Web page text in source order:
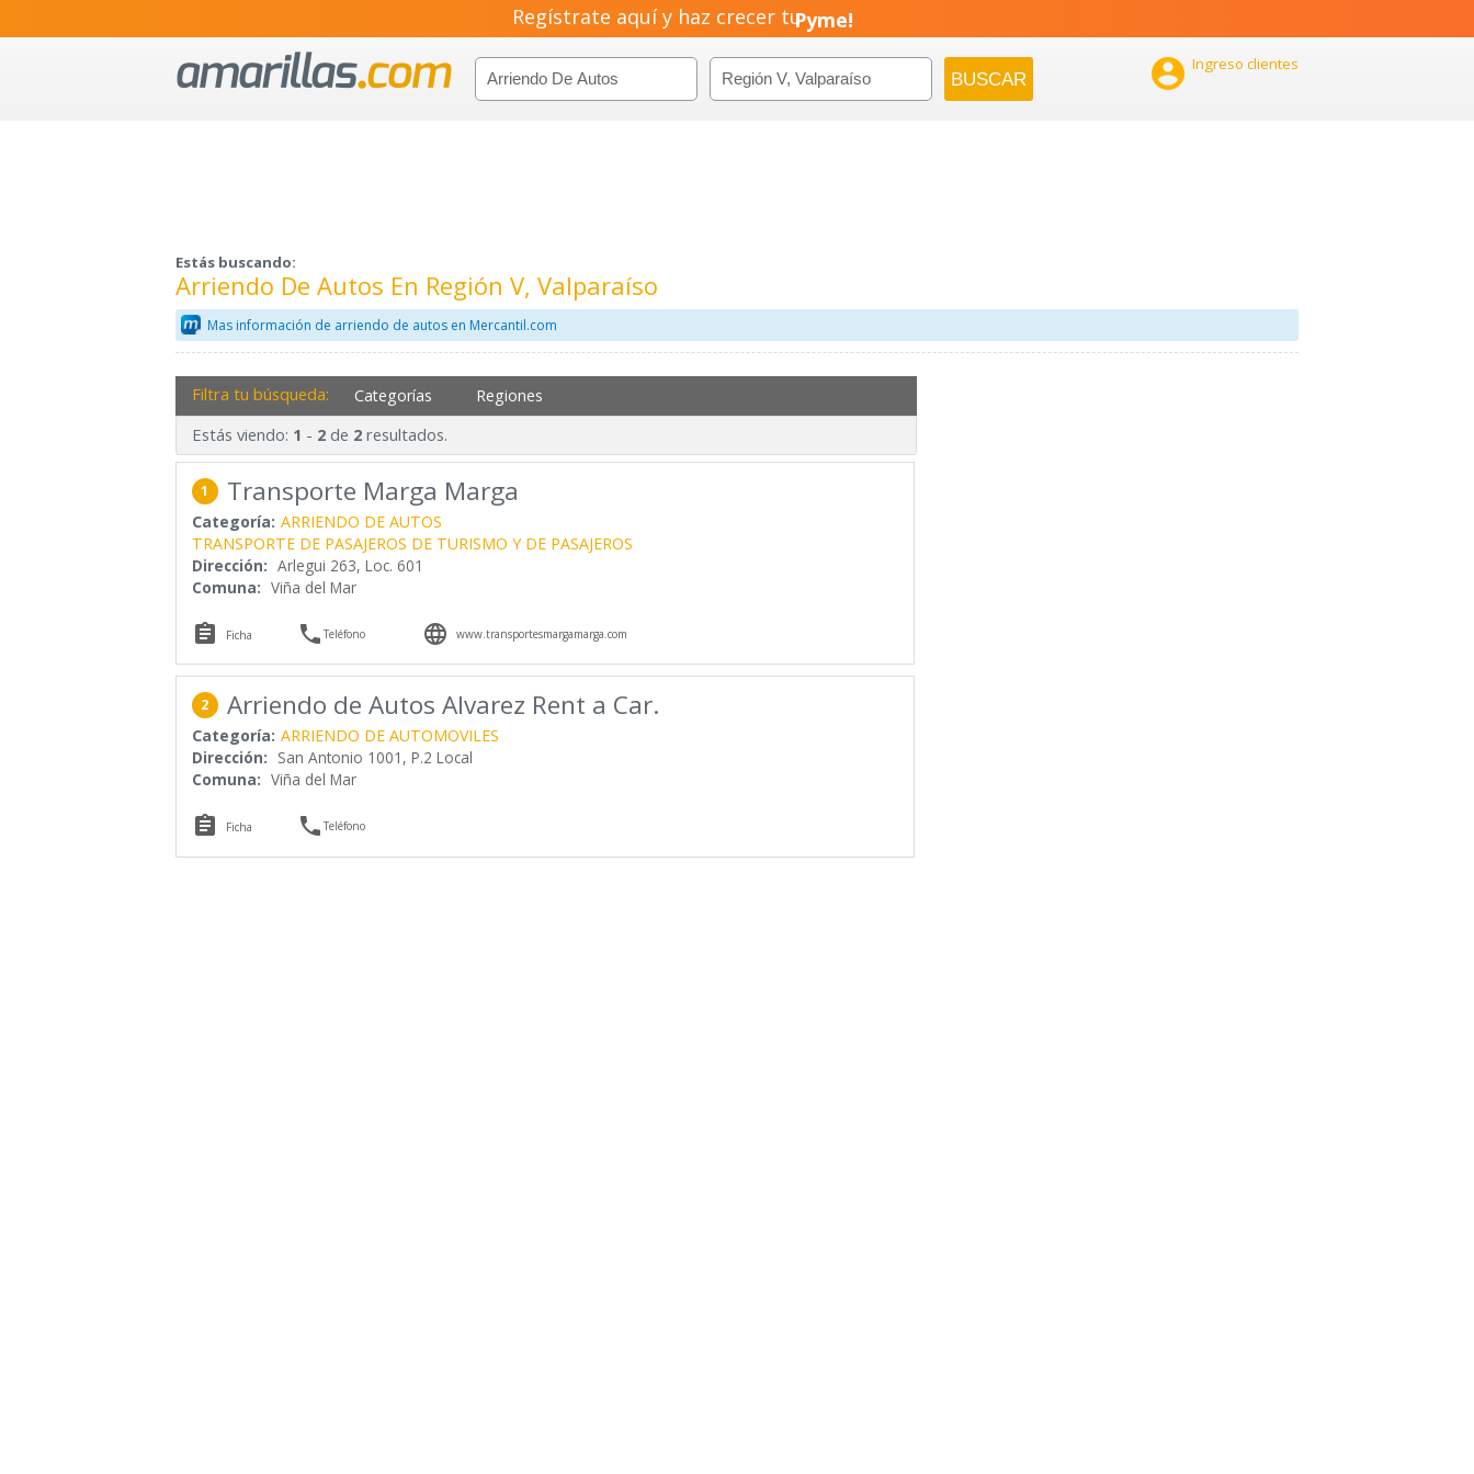
Regístrate aquí y haz crecer tuEmprendimiento!
 Ingreso clientes
Estás buscando:
Arriendo De Autos En Región V, Valparaíso
Mas información de arriendo de autos en Mercantil.com
Filtra tu búsqueda: Categorías Regiones
Estás viendo: 1 - 2de 2resultados.
1 Transporte Marga Marga
Categoría: ARRIENDO DE AUTOS
TRANSPORTE DE PASAJEROS DE TURISMO Y DE PASAJEROS
Dirección: Arlegui 263, Loc. 601
Comuna: Viña del Mar
 Ficha Teléfono  www.transportesmargamarga.com
2 Arriendo de Autos Alvarez Rent a Car.
Categoría: ARRIENDO DE AUTOMOVILES
Dirección: San Antonio 1001, P.2 Local
Comuna: Viña del Mar
 Ficha Teléfono